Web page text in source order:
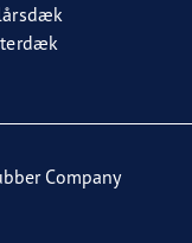
Company